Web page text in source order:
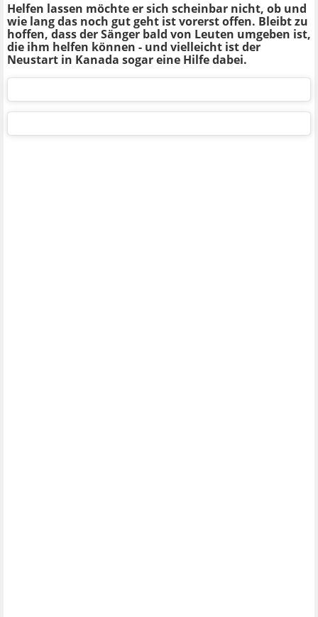
Helfen lassen möchte er sich scheinbar nicht, ob und
wie lang das noch gut geht ist vorerst offen. Bleibt zu
hoffen, dass der Sänger bald von Leuten umgeben ist,
die ihm helfen können - und vielleicht ist der
Neustart in Kanada sogar eine Hilfe dabei.